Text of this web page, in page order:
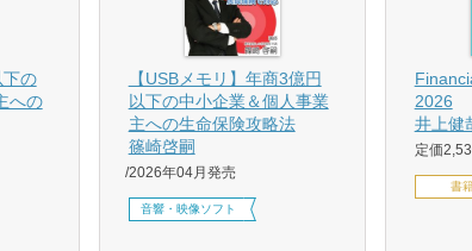
下の
への
【USBメモリ】年商3億円
以下の中小企業＆個人事業
主への生命保険攻略法
篠崎啓嗣
2026年04月発売
音響・映像ソフト
2026
井上健
定価
書